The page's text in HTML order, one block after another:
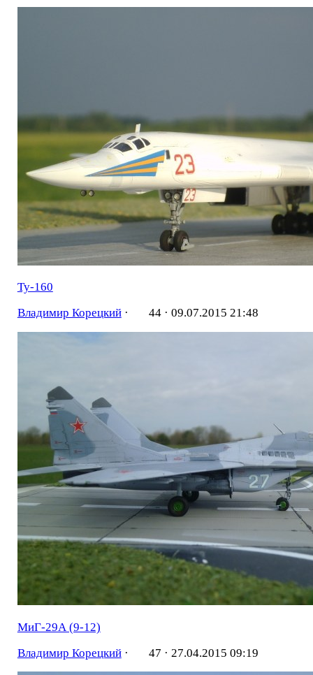
Ту-160
Владимир Корецкий· 44 · 09.07.2015 21:48
МиГ-29А (9-12)
Владимир Корецкий· 47 · 27.04.2015 09:19